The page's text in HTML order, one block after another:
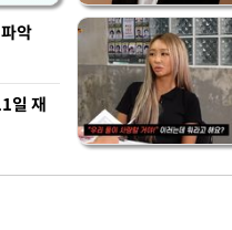
악
일 재